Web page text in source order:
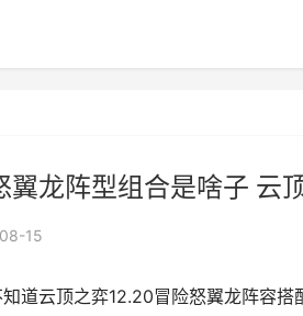
龙阵型组合是啥子 云
15
道云顶之弈12.20冒险怒翼龙阵容